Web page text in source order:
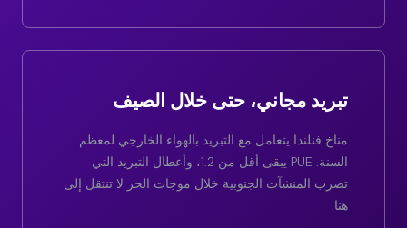
تبريد مجاني، حتى خلال الصيف
مناخ فنلندا يتعامل مع التبريد بالهواء الخارجي لمعظم
السنة. PUE يبقى أقل من 1.2، وأعطال التبريد التي
تضرب المنشآت الجنوبية خلال موجات الحر لا تنتقل إلى
هنا.